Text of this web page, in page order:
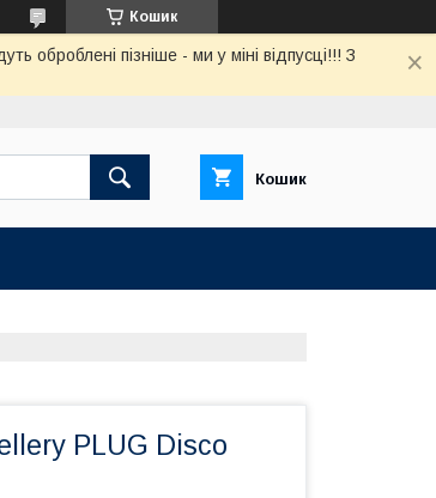
Кошик
оброблені пізніше - ми у міні відпусці!!! З
Кошик
PLUG Disco